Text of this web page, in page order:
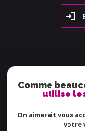
Comme
utilise
On aimerait vous
votre